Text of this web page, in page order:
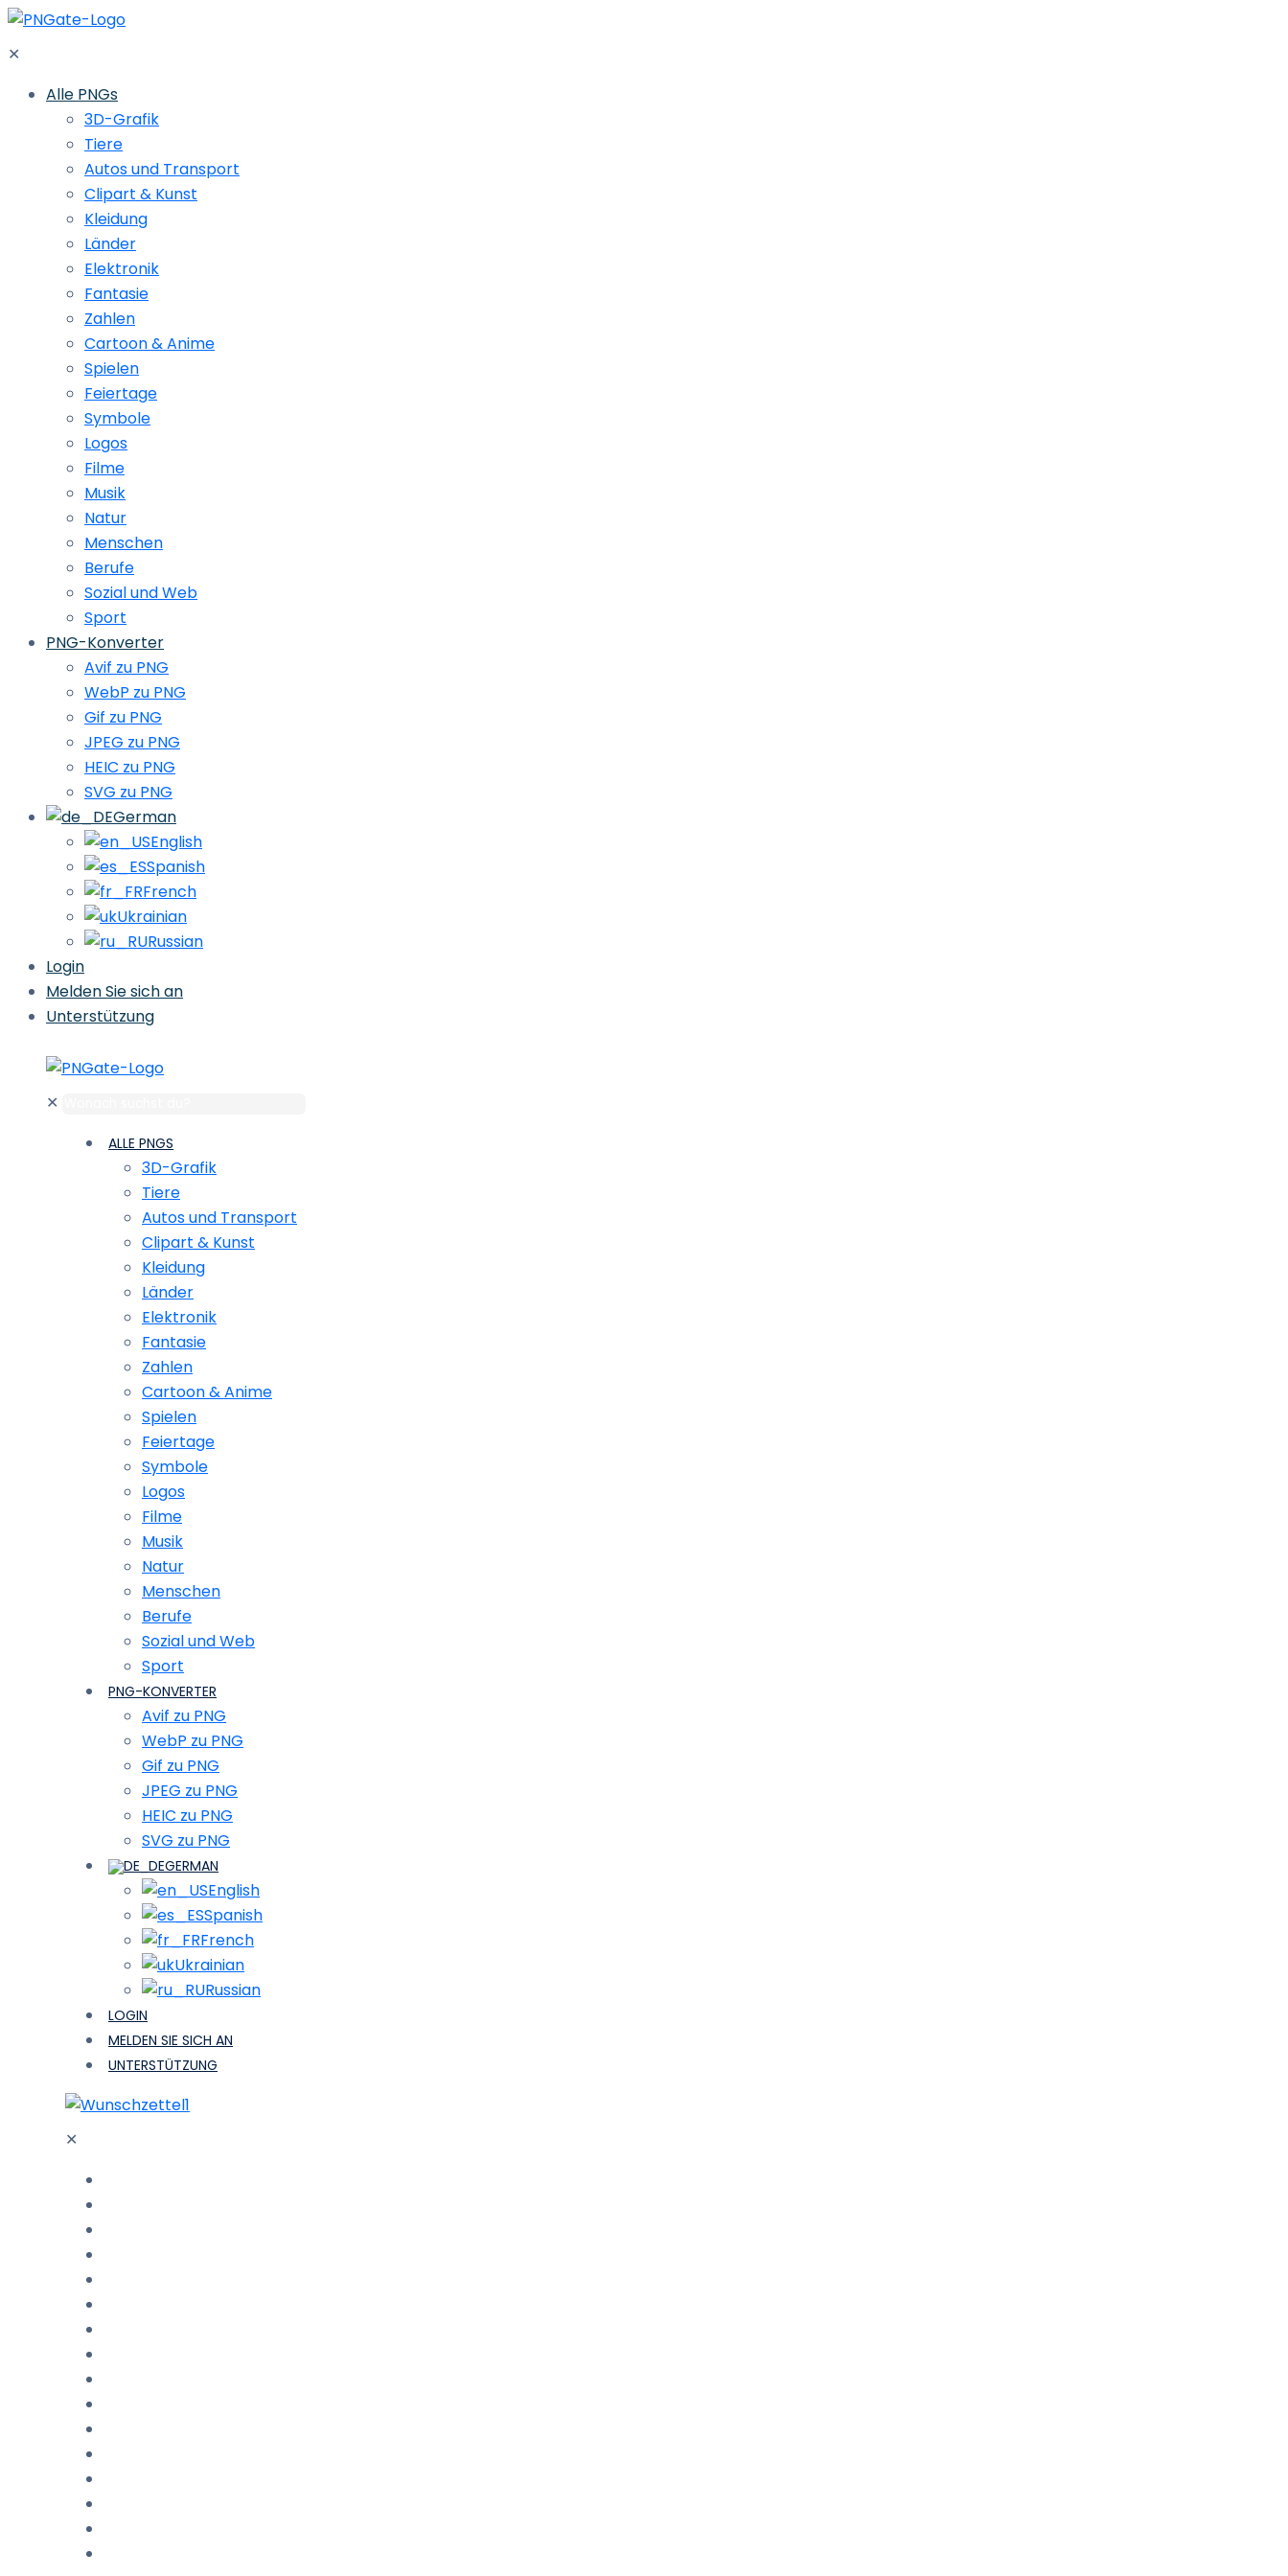
✕
Alle PNGs
3D-Grafik
Tiere
Autos und Transport
Clipart & Kunst
Kleidung
Länder
Elektronik
Fantasie
Zahlen
Cartoon & Anime
Spielen
Feiertage
Symbole
Logos
Filme
Musik
Natur
Menschen
Berufe
Sozial und Web
Sport
PNG-Konverter
Avif zu PNG
WebP zu PNG
Gif zu PNG
JPEG zu PNG
HEIC zu PNG
SVG zu PNG
German
English
Spanish
French
Ukrainian
Russian
Login
Melden Sie sich an
Unterstützung
✕
ALLE PNGS
3D-Grafik
Tiere
Autos und Transport
Clipart & Kunst
Kleidung
Länder
Elektronik
Fantasie
Zahlen
Cartoon & Anime
Spielen
Feiertage
Symbole
Logos
Filme
Musik
Natur
Menschen
Berufe
Sozial und Web
Sport
PNG-KONVERTER
Avif zu PNG
WebP zu PNG
Gif zu PNG
JPEG zu PNG
HEIC zu PNG
SVG zu PNG
GERMAN
English
Spanish
French
Ukrainian
Russian
LOGIN
MELDEN SIE SICH AN
UNTERSTÜTZUNG
1
✕